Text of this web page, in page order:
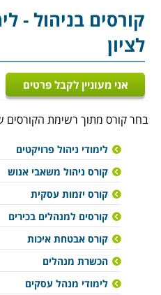
קורסים בניהול-
לציון
אני מעוניין לקבל פרטים
בחר קורס מתוך רשימת הקורסים
לימודי ניהול פרויקטים
קורס ניהול משאבי אנוש
קורס יזמות עסקית
קורסים למנהלים בכירים
קורס אבטחת איכות
הכשרת מנהלים
לימודי מנהל עסקים